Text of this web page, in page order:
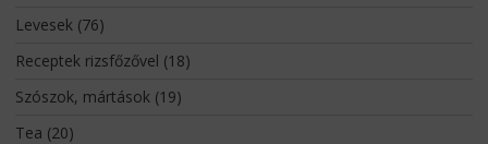
Levesek(76)
Receptek rizsfőzővel (18)
Szószok, mártások(19)
Tea (20)